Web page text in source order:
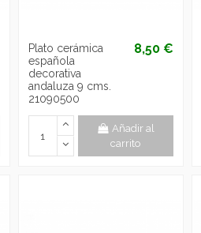
Plato cerámica
española
decorativa
andaluza 9 cms.
21090500
8,50 €
Añadir al
carrito